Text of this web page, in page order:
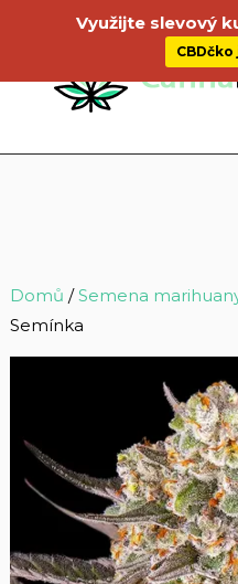
Domů /Semena
Semínka
Využijte slevový